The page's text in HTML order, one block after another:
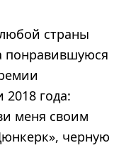
страны
понравившуюся
года:
меня своим
черную